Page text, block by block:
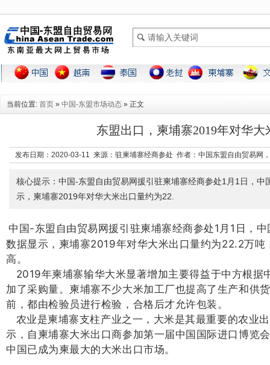
当前位置: 首页 » 中国-东盟市场动态 » 正文
东盟出口，柬埔寨2019年对华大
发布日期：2020-03-11 来源：驻柬埔寨经商参处 作者：中国东盟自由贸易网
核心提示：中国-东盟自由贸易网援引驻柬埔寨经商参处1月1日，中
示，柬埔寨2019年对华大米出口量约为22.
中国-东盟自由贸易网援引驻柬埔寨经商参处1月1日，
数据显示，柬埔寨2019年对华大米出口量约为22.2万
高。
2019年柬埔寨输华大米显著增加主要得益于中方根据
加了采购量。柬埔寨不少大米加工厂也提高了生产和供
前，都由检验员进行检验，合格后才允许包装。
农业是柬埔寨支柱产业之一，大米是其最重要的农业
示，自柬埔寨大米出口商参加第一届中国国际进口博览
中国已成为柬最大的大米出口市场。